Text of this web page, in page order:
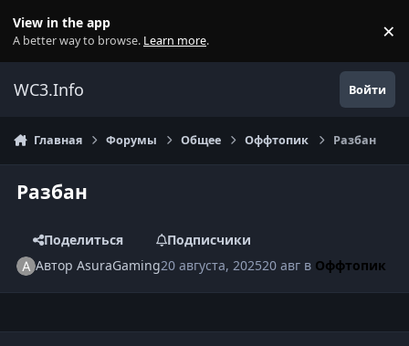
View in the app
A better way to browse. Learn more. ×
WC3.Info Войти
Главная Форумы Общее Оффтопик Разбан
Разбан
Поделиться
Подписчики
АвторAsuraGaming20 августа, 202520 авг в Оффтопик